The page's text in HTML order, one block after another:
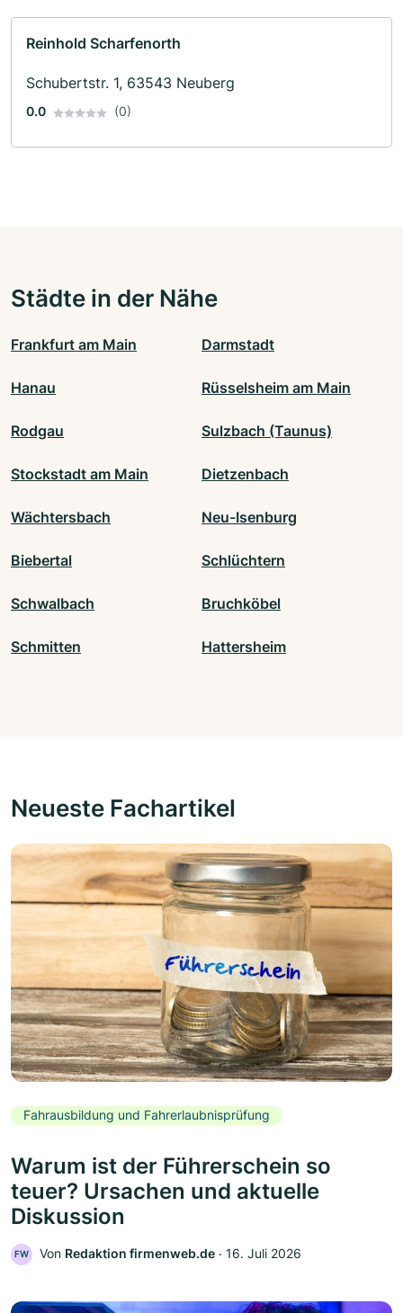
Reinhold Scharfenorth
Schubertstr. 1, 63543 Neuberg
0.0 (0)
Städte in der Nähe
Frankfurt am Main Darmstadt
Hanau Rüsselsheim am Main
Rodgau Sulzbach (Taunus)
Stockstadt am Main Dietzenbach
Wächtersbach Neu-Isenburg
Biebertal Schlüchtern
Schwalbach Bruchköbel
Schmitten Hattersheim
Neueste Fachartikel
Fahrausbildung und Fahrerlaubnisprüfung
Warum ist der Führerschein so
teuer? Ursachen und aktuelle
Diskussion
FW Von Redaktion firmenweb.de ‧ 16. Juli 2026